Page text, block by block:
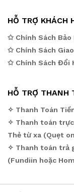
HỖ TRỢ KHÁCH
✩ Chính Sách Bảo
✩ Chính Sách
✩ Chính Sách Đổi
HỖ TRỢ THANH
✧ Thanh Toán
✧ Thanh toán
Thẻ từ xa (Quẹt
✧ Thanh toán trả
(Fundiin hoặc